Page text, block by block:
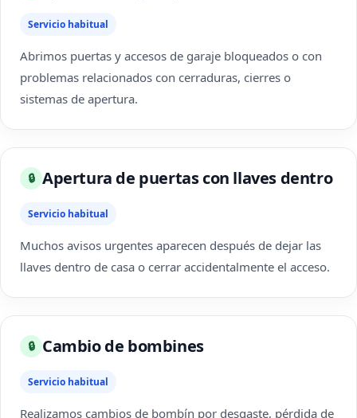
Servicio habitual
Abrimos puertas y accesos de garaje bloqueados o con
problemas relacionados con cerraduras, cierres o
sistemas de apertura.
🔒 Apertura de puertas con llaves dentro
Servicio habitual
Muchos avisos urgentes aparecen después de dejar las
llaves dentro de casa o cerrar accidentalmente el acceso.
🔒 Cambio de bombines
Servicio habitual
Realizamos cambios de bombín por desgaste, pérdida de